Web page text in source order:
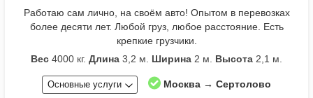
Работаю сам лично, на своём авто! Опытом в перевозках
более десяти лет. Любой груз, любое расстояние. Есть
крепкие грузчики.
Вес 4000 кг. Длина 3,2 м. Ширина 2 м. Высота 2,1 м.
Основные услуги Москва → Сертолово